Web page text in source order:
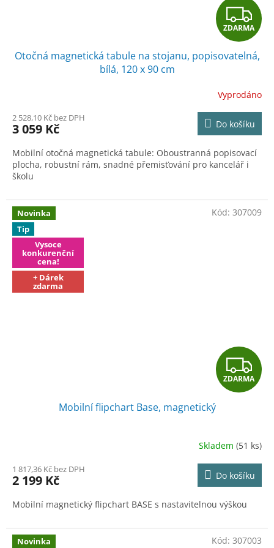
Z
D
A
R
M
A
ZDARMA
Otočná magnetická tabule na stojanu, popisovatelná,
bílá, 120 x 90 cm
Vyprodáno
2 528,10 Kč bez DPH
3 059 Kč Do košíku
Mobilní otočná magnetická tabule: Oboustranná popisovací
plocha, robustní rám, snadné přemisťování pro kancelář i
školu
Novinka
Tip
Vysoce
konkurenční
cena!
+ Dárek
zdarma
Z
D
R
M
A
ZDARMA
Mobilní flipchart Base, magnetický
Skladem (51 ks)
1 817,36 Kč bez DPH
2 199 Kč Do košíku
Mobilní magnetický flipchart BASE s nastavitelnou výškou
Kód: 307009
Novinka Kód: 307003